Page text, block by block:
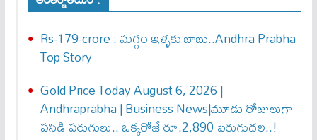
Rs-179-crore : మ‌గ్గం ఇళ్ళ‌కు బాబు..Andhra Prabha
Top Story
Gold Price Today August 6, 2026 |
Andhraprabha | Business News|మూడు రోజులుగా
పసిడి పరుగులు.. ఒక్కరోజే రూ.2,890 పెరుగుద‌ల‌..!